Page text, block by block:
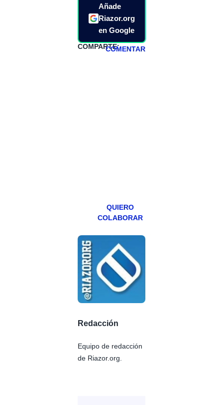
Añade
Riazor.org
en Google
COMPARTE:COMENTAR
QUIERO
COLABORAR
Redacción
Equipo de redacción
de Riazor.org.